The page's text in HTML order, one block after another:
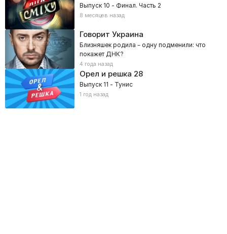
Выпуск 10 - Финал. Часть 2
8 месяцев назад
Говорит Украина
Близняшек родила – одну подменили: что
покажет ДНК?
4 года назад
Орел и решка 28
Выпуск 11 - Тунис
1 год назад